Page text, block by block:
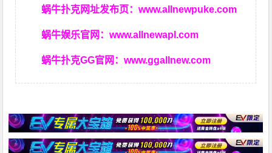
蜗牛扑克网址发布页：www.allnewpuke.com
蜗牛娱乐官网：www.allnewapl.com
蜗牛扑克GG官网：www.ggallnew.com